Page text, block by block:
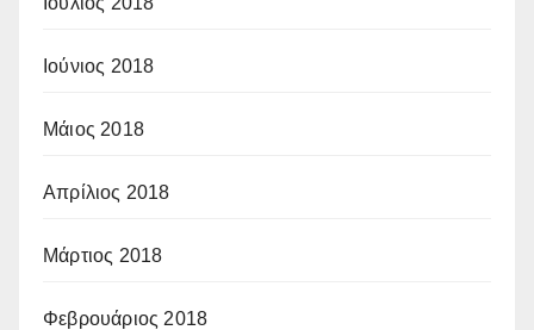
Ιούνιος 2018
Μάιος 2018
Απρίλιος 2018
Μάρτιος 2018
Φεβρουάριος 2018